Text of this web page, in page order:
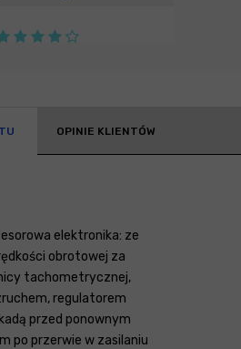
OPINIE KLIENTÓW
elektronika: ze
obrotowej za
tachometrycznej,
regulatorem
przed ponownym
po przerwie w zasilaniu